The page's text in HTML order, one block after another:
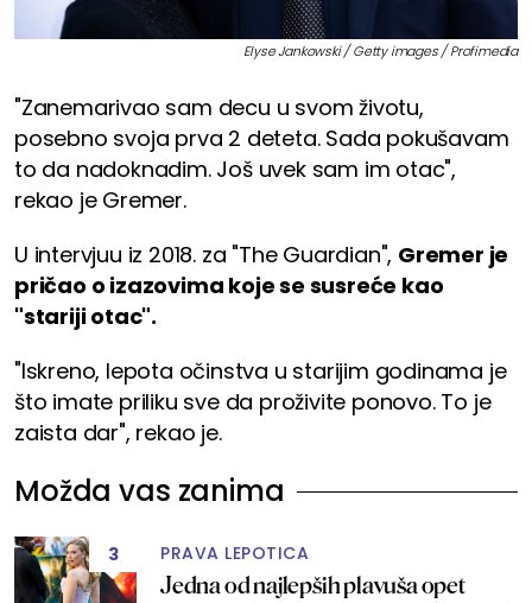
Elyse Jankowski / Getty images / Profimedia
"Zanemarivao sam decu u svom životu,
posebno svoja prva 2 deteta. Sada pokušavam
to da nadoknadim. Još uvek sam im otac",
rekao je Gremer.
U intervjuu iz 2018. za "The Guardian", Gremer je
pričao o izazovima koje se susreće kao
"stariji otac".
"Iskreno, lepota očinstva u starijim godinama je
što imate priliku sve da proživite ponovo. To je
zaista dar", rekao je.
Možda vas zanima
3 PRAVA LEPOTICA
Jedna od najlepših plavuša opet